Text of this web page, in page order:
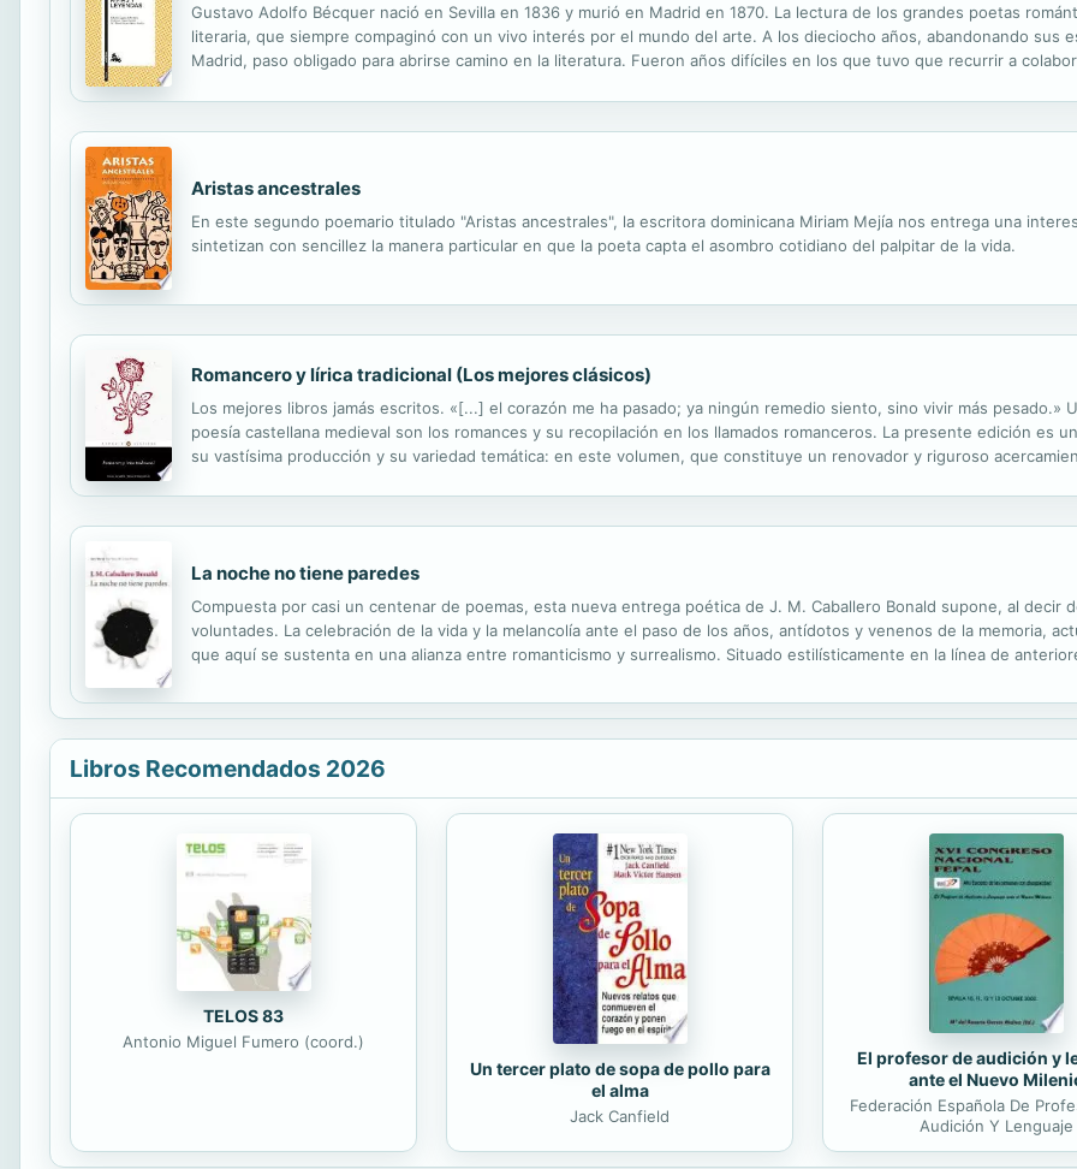
Gustavo Adolfo Bécquer nació en Sevilla en 1836 y murió en Madrid en 1870. La lectura de los grandes poetas
literaria, que siempre compaginó con un vivo interés por el mundo del arte. A los dieciocho años, abandonando sus
Madrid, paso obligado para abrirse camino en la literatura. Fueron años difíciles en los que tuvo que recurrir a
Aristas ancestrales
En este segundo poemario titulado "Aristas ancestrales", la escritora dominicana Miriam Mejía nos entrega una
sintetizan con sencillez la manera particular en que la poeta capta el asombro cotidiano del palpitar de la vida.
Romancero y lírica tradicional (Los mejores clásicos)
Los mejores libros jamás escritos. «[...] el corazón me ha pasado; ya ningún remedio siento, sino vivir más pesado.»
poesía castellana medieval son los romances y su recopilación en los llamados romanceros. La presente edición es
su vastísima producción y su variedad temática: en este volumen, que constituye un renovador y riguroso
La noche no tiene paredes
Compuesta por casi un centenar de poemas, esta nueva entrega poética de J. M. Caballero Bonald supone, al decir
voluntades. La celebración de la vida y la melancolía ante el paso de los años, antídotos y venenos de la memoria,
que aquí se sustenta en una alianza entre romanticismo y surrealismo. Situado estilísticamente en la línea de
Libros Recomendados 2026
TELOS 83
Antonio Miguel Fumero (coord.)
Un tercer plato de sopa de pollo para
el alma
Jack Canfield
El profesor de audición y
ante el Nuevo
Federación Española De
Audición Y Lenguaje